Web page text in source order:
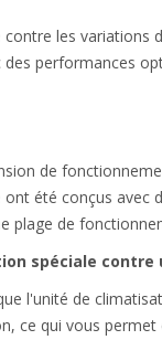
les variations
performances
de
été conçus
de
spéciale
l'unité de
ce qui vous